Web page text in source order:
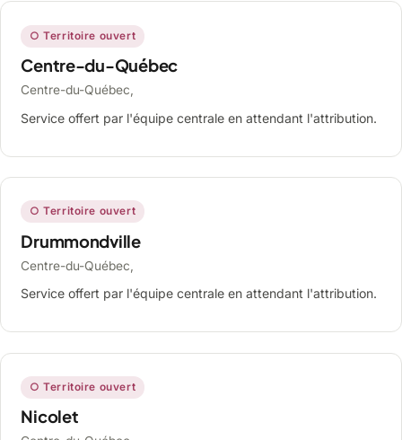
○ Territoire ouvert
Centre-du-Québec
Centre-du-Québec,
Service offert par l'équipe centrale en attendant l'attribution.
○ Territoire ouvert
Drummondville
Centre-du-Québec,
Service offert par l'équipe centrale en attendant l'attribution.
○ Territoire ouvert
Nicolet